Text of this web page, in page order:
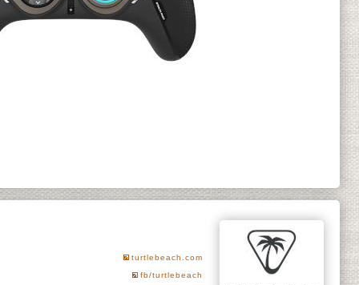
turtlebeach.com
fb/turtlebeach